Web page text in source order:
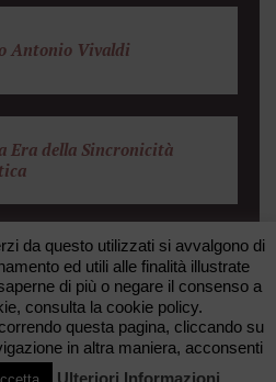
Antonio Vivaldi
Era della Sincronicità
All rights reserved. •
da questo utilizzati si avvalgono di
ed utili alle finalità illustrate
di più o negare il consenso a
consulta la cookie policy.
questa pagina, cliccando su
in altra maniera, acconsenti
Ulteriori Informazioni